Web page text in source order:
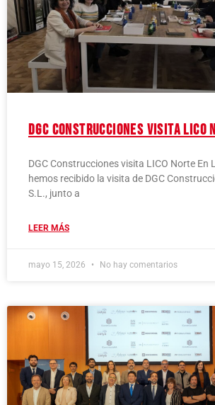
DGC Construcciones visita LICO
DGC Construcciones visita LICO Norte En
hemos recibido la visita de DGC
S.L., junto a
LEER MÁS
mayo 15, 2026 No hay comentarios